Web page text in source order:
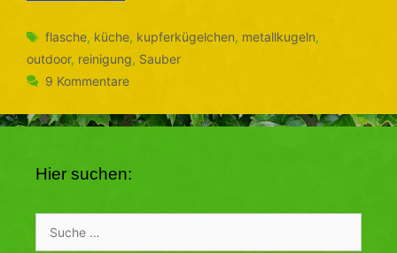
Schlagwörter
flasche, küche, kupferkügelchen, metallkugeln,
outdoor, reinigung, Sauber
9 Kommentare
Hier suchen:
nach: